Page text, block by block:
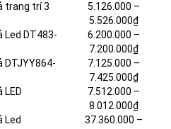
trang trí 3
5.126.000 –
5.526.000₫
Led DT483-
6.200.000 –
7.200.000₫
DTJYY864-
7.125.000 –
7.425.000₫
LED
7.512.000 –
8.012.000₫
Led
37.360.000 –